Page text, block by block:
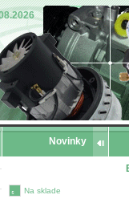
Novinky
Na sklade